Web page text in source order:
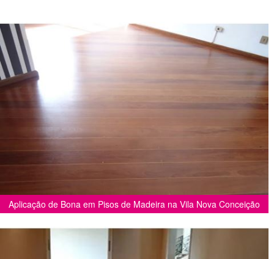
Aplicação de Bona em Pisos de Madeira na Vila Nova Conceição